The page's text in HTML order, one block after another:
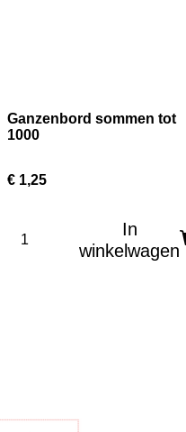
Ganzenbord sommen tot
1000
€ 1,25
In
winkelwagen